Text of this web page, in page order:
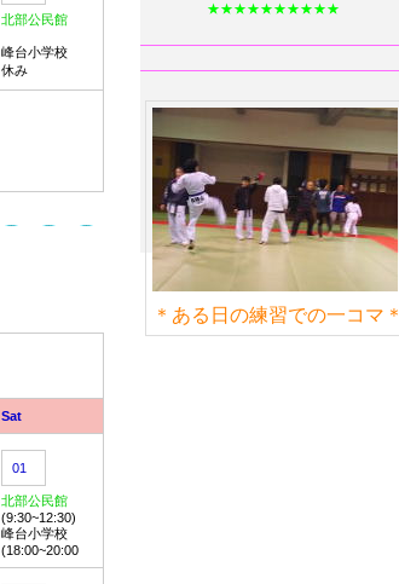
北部公民館
峰台小学校
休み
Sat
01
北部公民館
(9:30~12:30)
峰台小学校
(18:00~20:00
★★★★★★★★★★
＊ある日の練習での一コマ＊